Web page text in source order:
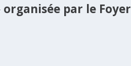
par le Foyer